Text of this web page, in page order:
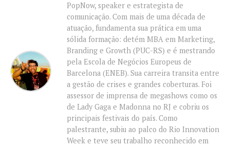
PopNow, speaker e estrategista de
comunicação. Com mais de uma década de
atuação, fundamenta sua prática em uma
sólida formação: detém MBA em Marketing,
Branding e Growth (PUC-RS) e é mestrando
pela Escola de Negócios Europeus de
Barcelona (ENEB). Sua carreira transita entre
a gestão de crises e grandes coberturas. Foi
assessor de imprensa de megashows como os
de Lady Gaga e Madonna no RJ e cobriu os
principais festivais do país. Como
palestrante, subiu ao palco do Rio Innovation
Week e teve seu trabalho reconhecido em